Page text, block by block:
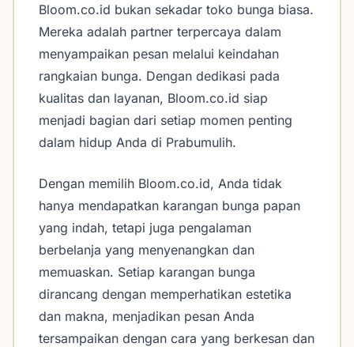
Bloom.co.id bukan sekadar toko bunga biasa.
Mereka adalah partner terpercaya dalam
menyampaikan pesan melalui keindahan
rangkaian bunga. Dengan dedikasi pada
kualitas dan layanan, Bloom.co.id siap
menjadi bagian dari setiap momen penting
dalam hidup Anda di Prabumulih.
Dengan memilih Bloom.co.id, Anda tidak
hanya mendapatkan karangan bunga papan
yang indah, tetapi juga pengalaman
berbelanja yang menyenangkan dan
memuaskan. Setiap karangan bunga
dirancang dengan memperhatikan estetika
dan makna, menjadikan pesan Anda
tersampaikan dengan cara yang berkesan dan